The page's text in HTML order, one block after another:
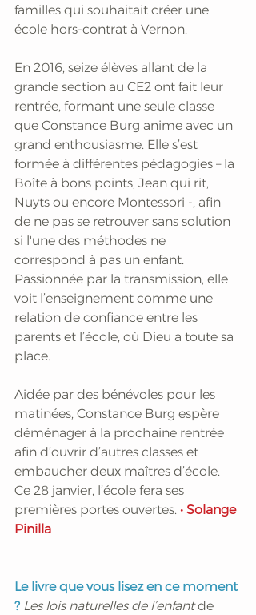
familles qui souhaitait créer une
école hors-contrat à Vernon.
En 2016, seize élèves allant de la
grande section au CE2 ont fait leur
rentrée, formant une seule classe
que Constance Burg anime avec un
grand enthousiasme. Elle s’est
formée à différentes pédagogies – la
Boîte à bons points, Jean qui rit,
Nuyts ou encore Montessori -, afin
de ne pas se retrouver sans solution
si l'une des méthodes ne
correspond à pas un enfant.
Passionnée par la transmission, elle
voit l’enseignement comme une
relation de confiance entre les
parents et l’école, où Dieu a toute sa
place.
Aidée par des bénévoles pour les
matinées, Constance Burg espère
déménager à la prochaine rentrée
afin d’ouvrir d’autres classes et
embaucher deux maîtres d’école.
Ce 28 janvier, l’école fera ses
premières portes ouvertes. • Solange
Pinilla
Le livre que vous lisez en ce moment
? Les lois naturelles de l’enfant de